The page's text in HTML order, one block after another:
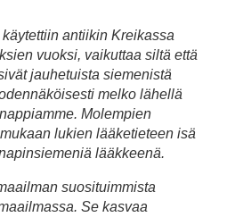
antiikin Kreikassa
vuoksi, vaikuttaa siltä että
jauhetuista siemenistä
melko lähellä
Molempien
lukien lääketieteen isä
lääkkeenä.
suosituimmista
Se kasvaa